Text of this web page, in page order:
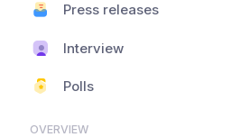
Press releases
Interview
Polls
OVERVIEW